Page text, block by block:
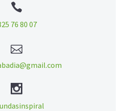


76 80 07



